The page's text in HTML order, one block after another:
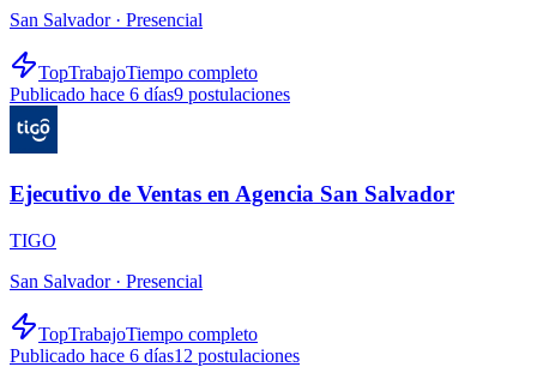
San Salvador · Presencial
TopTrabajoTiempo completo
Publicado hace 6 días9 postulaciones
Ejecutivo de Ventas en Agencia San Salvador
TIGO
San Salvador · Presencial
TopTrabajoTiempo completo
Publicado hace 6 días12 postulaciones